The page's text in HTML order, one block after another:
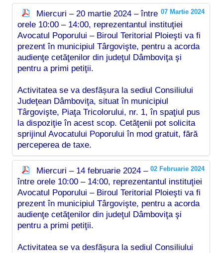
07 Martie 2024
Miercuri – 20 martie 2024 – între
orele 10:00 – 14:00, reprezentantul instituţiei
Avocatul Poporului – Biroul Teritorial Ploieşti va fi
prezent în municipiul Târgovişte, pentru a acorda
audienţe cetăţenilor din judeţul Dâmboviţa şi
pentru a primi petiţii.
Activitatea se va desfășura la sediul Consiliului
Judeţean Dâmboviţa, situat în municipiul
Târgovişte, Piaţa Tricolorului, nr. 1, în spaţiul pus
la dispoziţie în acest scop. Cetăţenii pot solicita
sprijinul Avocatului Poporului în mod gratuit, fără
perceperea de taxe.
02 Februarie 2024
Miercuri – 14 februarie 2024 –
între orele 10:00 – 14:00, reprezentantul instituţiei
Avocatul Poporului – Biroul Teritorial Ploieşti va fi
prezent în municipiul Târgovişte, pentru a acorda
audienţe cetăţenilor din judeţul Dâmboviţa şi
pentru a primi petiţii.
Activitatea se va desfășura la sediul Consiliului